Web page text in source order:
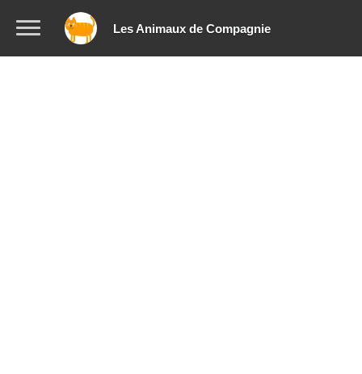
Les Animaux de Compagnie